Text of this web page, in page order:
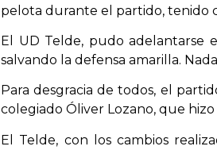
pelota durante el partido, tenido
El UD Telde, pudo adelantarse
salvando la defensa amarilla.
Para desgracia de todos, el
colegiado Óliver Lozano, que
El Telde, con los cambios